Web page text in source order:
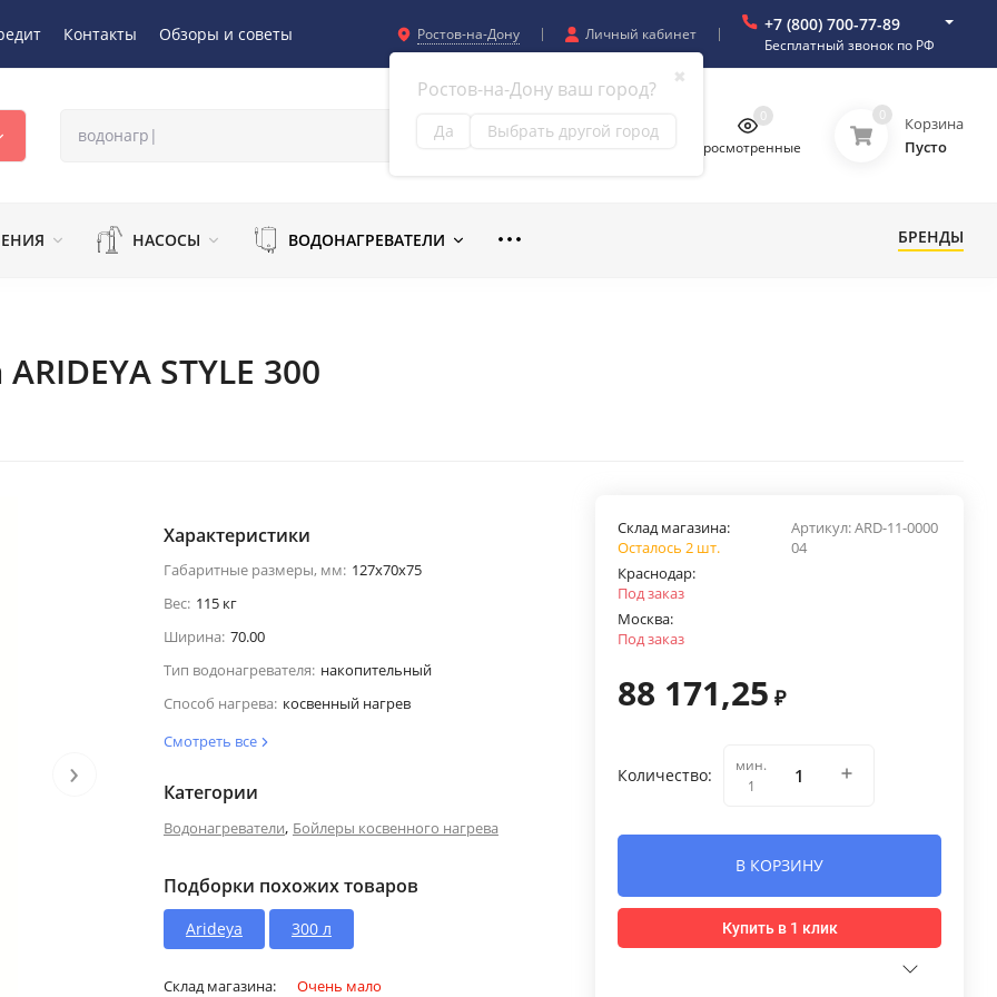
Контакты Обзоры и советы Ростов-на-Дону
✖
Ростов-на-Дону ваш город?
Да Выбрать другой город
Личный кабинет +7 (800) 700-77-89
Бесплатный звонок по РФ
Просмотренные
0 0
Корзина
Пусто
НАСОСЫ ВОДОНАГРЕВАТЕЛИ БРЕНДЫ
STYLE 300
›
Характеристики
Габаритные размеры, мм: 127х70х75
Вес: 115 кг
Ширина: 70.00
Тип водонагревателя: накопительный
Способ нагрева: косвенный нагрев
Смотреть все
Категории
Водонагреватели, Бойлеры косвенного нагрева
Подборки похожих товаров
Arideya 300 л
Склад магазина: Очень мало
Артикул:ARD-11-0000
04
Склад магазина:
Осталось 2 шт.
Краснодар:
Под заказ
Москва:
Под заказ
88 171,25 ₽
Количество:
мин.
1
В КОРЗИНУ
Купить в 1 клик